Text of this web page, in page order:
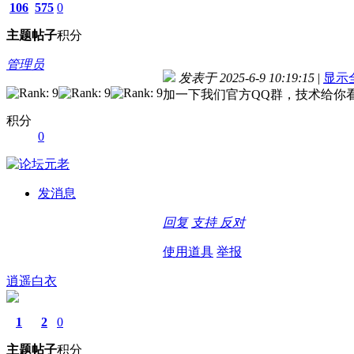
106
主题
575
帖子
0
积分
管理员
积分
0
发消息
发表于 2025-6-9 10:19:15 | 显示
加一下我们官方QQ群，技术给你
回复 支持 反对
使用道具 举报
逍遥白衣
1
主题
2
帖子
0
积分